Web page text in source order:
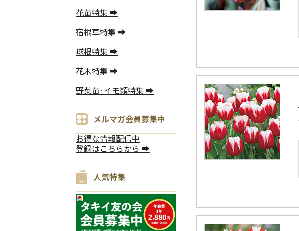
花苗特集 ➡
宿根草特集 ➡
球根特集 ➡
花木特集 ➡
野菜苗･イモ類特集 ➡
メルマガ会員募集中
お得な情報配信中
登録はこちらから ➡
人気特集